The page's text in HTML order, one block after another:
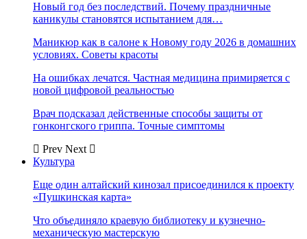
Новый год без последствий. Почему праздничные
каникулы становятся испытанием для…
Маникюр как в салоне к Новому году 2026 в домашних
условиях. Советы красоты
На ошибках лечатся. Частная медицина примиряется с
новой цифровой реальностью
Врач подсказал действенные способы защиты от
гонконгского гриппа. Точные симптомы
Prev Next
Культура
Еще один алтайский кинозал присоединился к проекту
«Пушкинская карта»
Что объединяло краевую библиотеку и кузнечно-
механическую мастерскую